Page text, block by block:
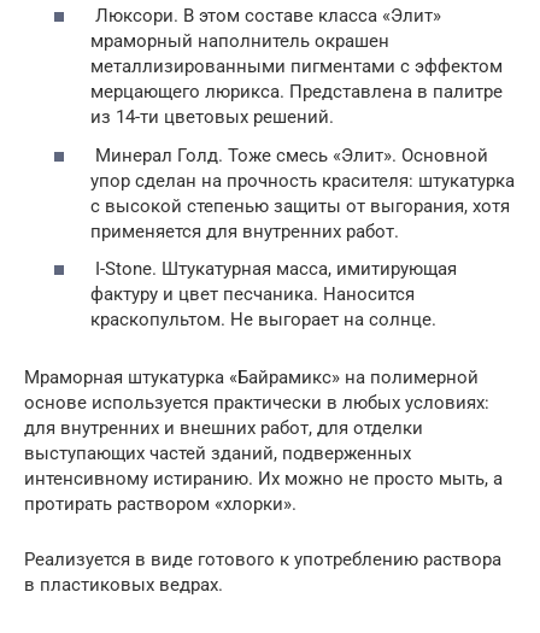
Люксори. В этом составе класса «Элит»
мраморный наполнитель окрашен
металлизированными пигментами с эффектом
мерцающего люрикса. Представлена в палитре
из 14-ти цветовых решений.
Минерал Голд. Тоже смесь «Элит». Основной
упор сделан на прочность красителя: штукатурка
с высокой степенью защиты от выгорания, хотя
применяется для внутренних работ.
I-Stone. Штукатурная масса, имитирующая
фактуру и цвет песчаника. Наносится
краскопультом. Не выгорает на солнце.
Мраморная штукатурка «Байрамикс» на полимерной
основе используется практически в любых условиях:
для внутренних и внешних работ, для отделки
выступающих частей зданий, подверженных
интенсивному истиранию. Их можно не просто мыть, а
протирать раствором «хлорки».
Реализуется в виде готового к употреблению раствора
в пластиковых ведрах.